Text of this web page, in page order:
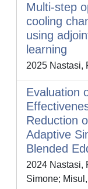
Multi-step
cooling
using
learning
2025 Nastasi,
Evaluation
Reduction
Adaptive
Blended
2024 Nastasi,
Simone;